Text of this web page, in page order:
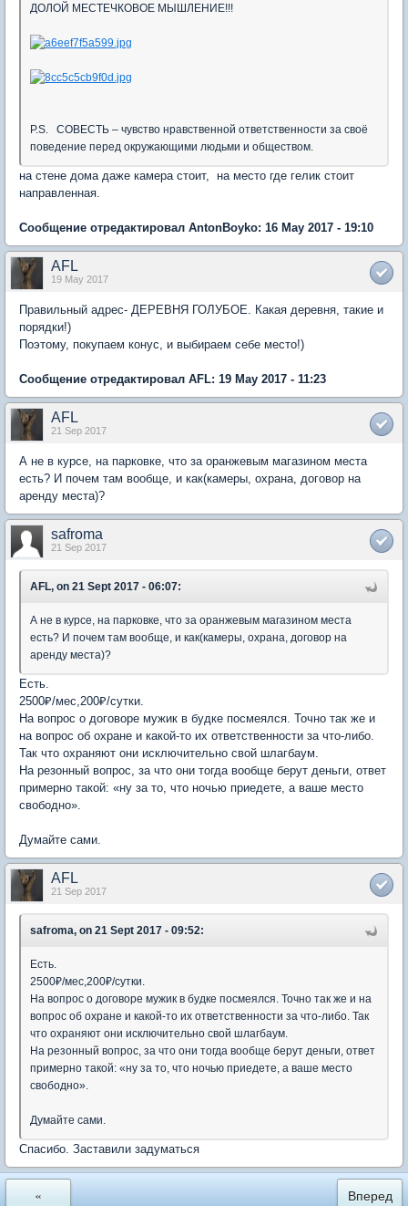
ДОЛОЙ МЕСТЕЧКОВОЕ МЫШЛЕНИЕ!!!
P.S. СОВЕСТЬ – чувство нравственной ответственности за своё
поведение перед окружающими людьми и обществом.
на стене дома даже камера стоит, на место где гелик стоит
направленная.
Сообщение отредактировал AntonBoyko: 16 May 2017 - 19:10
AFL
19 May 2017
Правильный адрес- ДЕРЕВНЯ ГОЛУБОЕ. Какая деревня, такие и
порядки!)
Поэтому, покупаем конус, и выбираем себе место!)
Сообщение отредактировал AFL: 19 May 2017 - 11:23
AFL
21 Sep 2017
А не в курсе, на парковке, что за оранжевым магазином места
есть? И почем там вообще, и как(камеры, охрана, договор на
аренду места)?
safroma
21 Sep 2017
AFL, on 21 Sept 2017 - 06:07:
А не в курсе, на парковке, что за оранжевым магазином места
есть? И почем там вообще, и как(камеры, охрана, договор на
аренду места)?
Есть.
2500₽/мес,200₽/сутки.
На вопрос о договоре мужик в будке посмеялся. Точно так же и
на вопрос об охране и какой-то их ответственности за что-либо.
Так что охраняют они исключительно свой шлагбаум.
На резонный вопрос, за что они тогда вообще берут деньги, ответ
примерно такой: «ну за то, что ночью приедете, а ваше место
свободно».
Думайте сами.
AFL
21 Sep 2017
safroma, on 21 Sept 2017 - 09:52:
Есть.
2500₽/мес,200₽/сутки.
На вопрос о договоре мужик в будке посмеялся. Точно так же и на
вопрос об охране и какой-то их ответственности за что-либо. Так
что охраняют они исключительно свой шлагбаум.
На резонный вопрос, за что они тогда вообще берут деньги, ответ
примерно такой: «ну за то, что ночью приедете, а ваше место
свободно».
Думайте сами.
Спасибо. Заставили задуматься
«
Вперед